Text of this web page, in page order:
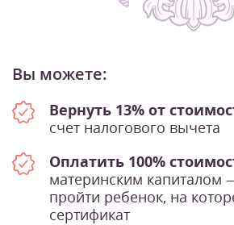
Вы можете:
Вернуть 13% от
счет налогового вычета
Оплатить 100%
материнским капиталом
пройти ребенок, на
сертификат